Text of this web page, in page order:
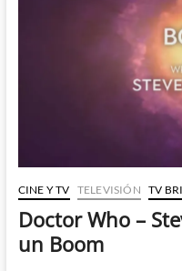
CINE Y TV TELEVISIÓN TV
Doctor Who –
un Boom